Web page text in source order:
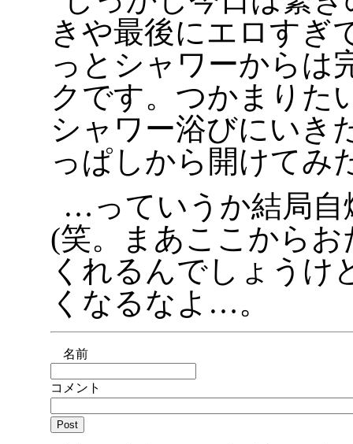
きや最後にエロすぎ
っとシャワーからは
クです。つかまりた
シャワー浴びにいき
っぱしから開けてみ
…っていうか結局自
(笑。まあここから
くれるんでしょうけ
くなるなよ…。
名前
コメント